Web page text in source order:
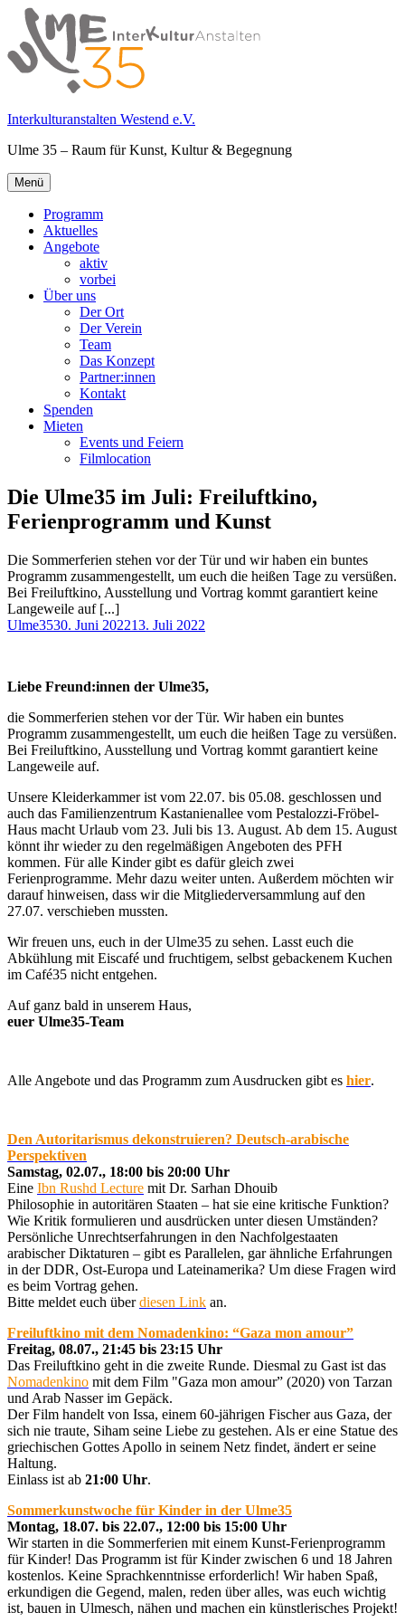
Springe
zum
Inhalt
Interkulturanstalten Westend e.V.
Ulme 35 – Raum für Kunst, Kultur & Begegnung
Primäres
Menü
Menü
Programm
Aktuelles
Angebote
aktiv
vorbei
Über uns
Der Ort
Der Verein
Team
Das Konzept
Partner:innen
Kontakt
Spenden
Mieten
Events und Feiern
Filmlocation
Die Ulme35 im Juli: Freiluftkino,
Ferienprogramm und Kunst
Die Sommerferien stehen vor der Tür und wir haben ein buntes
Programm zusammengestellt, um euch die heißen Tage zu versüßen.
Bei Freiluftkino, Ausstellung und Vortrag kommt garantiert keine
Langeweile auf [...]
Autor
Ulme35Veröffentlicht
30. Juni 202213. Juli 2022
Liebe Freund:innen der Ulme35,
die Sommerferien stehen vor der Tür. Wir haben ein buntes
Programm zusammengestellt, um euch die heißen Tage zu versüßen.
Bei Freiluftkino, Ausstellung und Vortrag kommt garantiert keine
Langeweile auf.
Unsere Kleiderkammer ist vom 22.07. bis 05.08. geschlossen und
auch das Familienzentrum Kastanienallee vom Pestalozzi-Fröbel-
Haus macht Urlaub vom 23. Juli bis 13. August. Ab dem 15. August
könnt ihr wieder zu den regelmäßigen Angeboten des PFH
kommen. Für alle Kinder gibt es dafür gleich zwei
Ferienprogramme. Mehr dazu weiter unten. Außerdem möchten wir
darauf hinweisen, dass wir die Mitgliederversammlung auf den
27.07. verschieben mussten.
Wir freuen uns, euch in der Ulme35 zu sehen. Lasst euch die
Abkühlung mit Eiscafé und fruchtigem, selbst gebackenem Kuchen
im Café35 nicht entgehen.
Auf ganz bald in unserem Haus,
euer Ulme35-Team
Alle Angebote und das Programm zum Ausdrucken gibt es hier.
­Den Autoritarismus dekonstruieren? Deutsch-arabische
Perspektiven
Samstag, 02.07., 18:00 bis 20:00 Uhr
Eine Ibn Rushd Lecture mit Dr. Sarhan Dhouib
Philosophie in autoritären Staaten – hat sie eine kritische Funktion?
Wie Kritik formulieren und ausdrücken unter diesen Umständen?
Persönliche Unrechtserfahrungen in den Nachfolgestaaten
arabischer Diktaturen – gibt es Parallelen, gar ähnliche Erfahrungen
in der DDR, Ost-Europa und Lateinamerika? Um diese Fragen wird
es beim Vortrag gehen.
Bitte meldet euch überdiesen Link an.
Freiluftkino mit dem Nomadenkino: “Gaza mon amour”
Freitag, 08.07., 21:45 bis 23:15 Uhr
Das Freiluftkino geht in die zweite Runde. Diesmal zu Gast ist das
Nomadenkino mit dem Film "Gaza mon amour” (2020) von Tarzan
und Arab Nasser im Gepäck.
Der Film handelt von Issa, einem 60-jährigen Fischer aus Gaza, der
sich nie traute, Siham seine Liebe zu gestehen. Als er eine Statue des
griechischen Gottes Apollo in seinem Netz findet, ändert er seine
Haltung.
Einlass ist ab 21:00 Uhr.
Sommerkunstwoche für Kinder in der Ulme35
Montag, 18.07. bis 22.07., 12:00 bis 15:00 Uhr
Wir starten in die Sommerferien mit einem Kunst-Ferienprogramm
für Kinder! Das Programm ist für Kinder zwischen 6 und 18 Jahren
kostenlos. Keine Sprachkenntnisse erforderlich! Wir haben Spaß,
erkundigen die Gegend, malen, reden über alles, was euch wichtig
ist, bauen in Ulmesch, nähen und machen ein künstlerisches Projekt!